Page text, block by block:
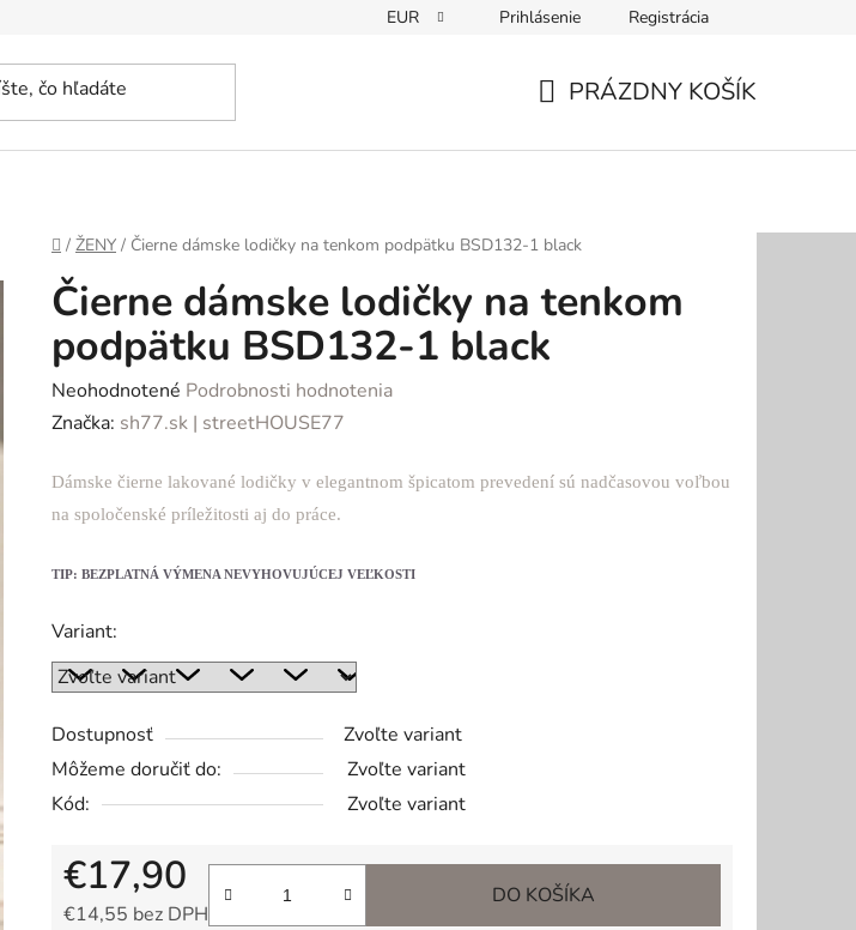
EUR Prihlásenie Registrácia
PRÁZDNY KOŠÍK
Domov
/ ŽENY / Čierne dámske lodičky na tenkom podpätku BSD132-1 black
Čierne dámske lodičky na tenkom
podpätku BSD132-1 black
Priemerné
hodnotenie
je
0,0
5
Neohodnotené Podrobnosti hodnotenia
Značka: sh77.sk | streetHOUSE77
Dámske čierne lakované lodičky v elegantnom špicatom prevedení sú nadčasovou voľbou
na spoločenské príležitosti aj do práce.
TIP: BEZPLATNÁ VÝMENA NEVYHOVUJÚCEJ VEĽKOSTI
Variant:
Dostupnosť
Zvoľte variant
Môžeme doručiť do:
Zvoľte variant
Kód:
Zvoľte variant
€17,90
€14,55 bez DPH
DO KOŠÍKA